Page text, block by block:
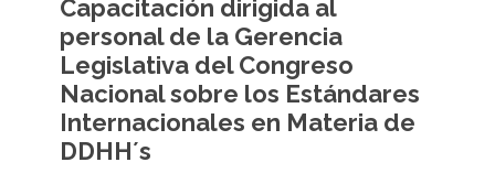
Capacitación dirigida al
personal de la Gerencia
Legislativa del Congreso
Nacional sobre los Estándares
Internacionales en Materia de
DDHH´s